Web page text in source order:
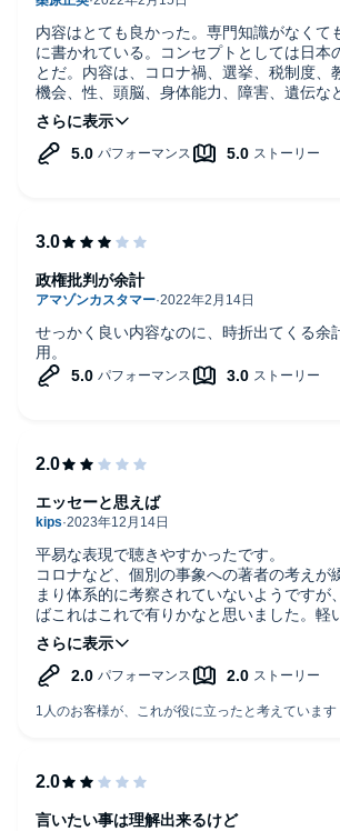
内容はとても良かった。専門知識がなくて
に書かれている。コンセプトとしては日本
とだ。内容は、コロナ禍、選挙、税制度、
機会、性、頭脳、身体能力、障害、遺伝な
平等や治すべき点を指摘している。
著者はこれらを治すには選挙に行くことが1
べている。日本を改めるには、前例がない
ナレーション聞きやすかったです。3倍速
に聞き取れます。
せっかく良い内容なのに、時折出てくる余
用。
政権批判が余計
平易な表現で聴きやすかったです。
コロナなど、個別の事象への著者の考えが
まり体系的に考察されていないようですが
ばこれはこれで有りかなと思いました。軽
レーションが合っておらず、聴き辛かった
エッセーと思えば
言いたい事は理解出来るけど